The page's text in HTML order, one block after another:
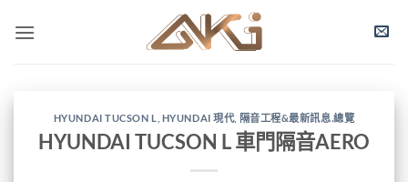
HYUNDAI TUCSON L HYUNDAI 現代, 隔音工程&最新訊息.總覽
HYUNDAI TUCSON L 車門隔音AERO